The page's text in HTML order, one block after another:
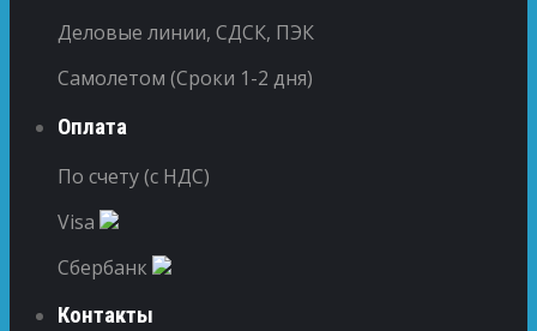
Деловые линии, СДСК, ПЭК
Самолетом (Сроки 1-2 дня)
Оплата
По счету (с НДС)
Visa
Сбербанк
Контакты